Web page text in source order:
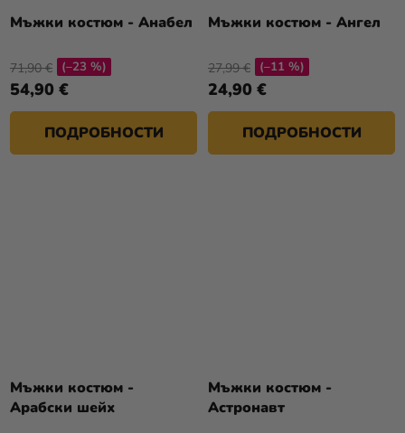
Мъжки костюм - Анабел
54,90 €
71,90 € (–23 %)
ПОДРОБНОСТИ
Мъжки костюм - Ангел
24,90 €
27,99 € (–11 %)
ПОДРОБНОСТИ
Мъжки костюм -
Арабски шейх
Мъжки костюм -
Астронавт